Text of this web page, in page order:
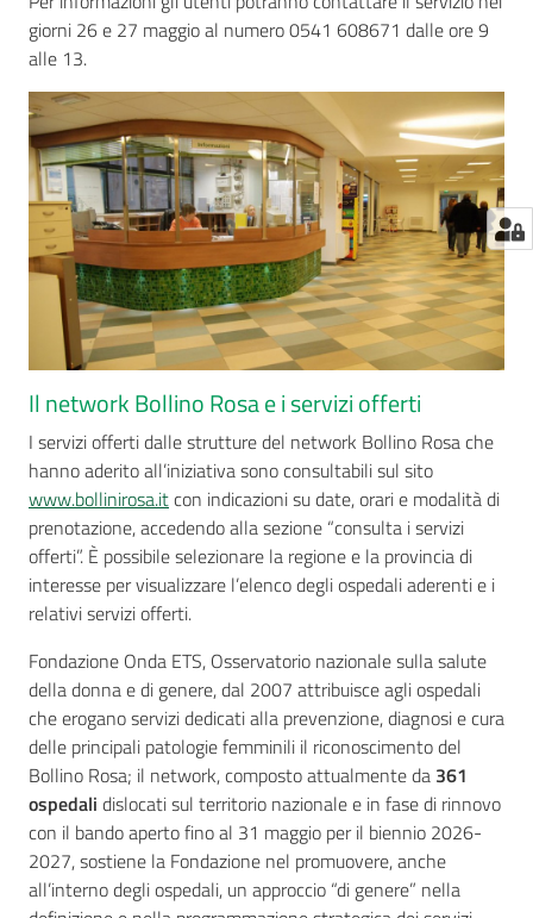
giorni 26 e 27 maggio al numero 0541 608671 dalle ore 9
alle 13.
Il network Bollino Rosa e i servizi offerti
I servizi offerti dalle strutture del network Bollino Rosa che
hanno aderito all’iniziativa sono consultabili sul sito
www.bollinirosa.itcon indicazioni su date, orari e modalità di
prenotazione, accedendo alla sezione “consulta i servizi
offerti”. È possibile selezionare la regione e la provincia di
interesse per visualizzare l’elenco degli ospedali aderenti e i
relativi servizi offerti.
Fondazione Onda ETS, Osservatorio nazionale sulla salute
della donna e di genere, dal 2007 attribuisce agli ospedali
che erogano servizi dedicati alla prevenzione, diagnosi e cura
delle principali patologie femminili il riconoscimento del
Bollino Rosa; il network, composto attualmente da 361
ospedali dislocati sul territorio nazionale e in fase di rinnovo
con il bando aperto fino al 31 maggio per il biennio 2026-
2027, sostiene la Fondazione nel promuovere, anche
all’interno degli ospedali, un approccio “di genere” nella